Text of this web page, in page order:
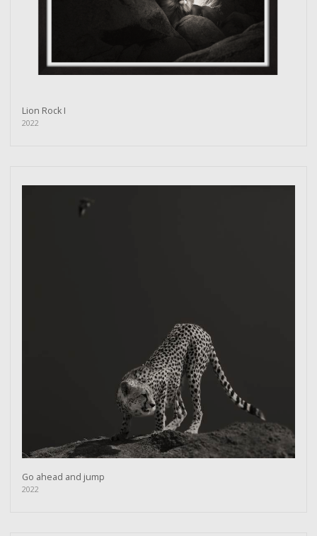
Lion Rock I
2022
Go ahead and jump
2022